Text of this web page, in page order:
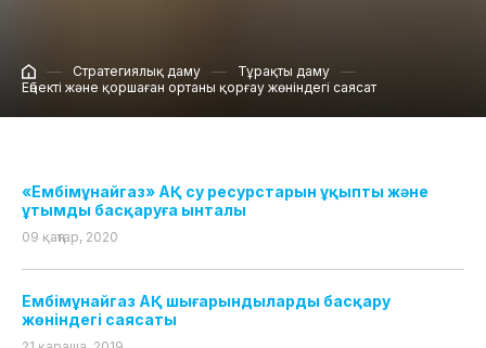
Стратегиялық даму
Тұрақты даму
Еңбекті және қоршаған ортаны қорғау жөніндегі саясат
«Ембімұнайгаз» АҚ су ресурстарын ұқыпты және
ұтымды басқаруға ынталы
09 қаңтар, 2020
Ембімұнайгаз АҚ шығарындыларды басқару
жөніндегі саясаты